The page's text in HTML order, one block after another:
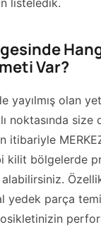
listeledik.
Var?
yayılmış olan
noktasında size
itibariyle
kilit bölgelerde
yedek parça